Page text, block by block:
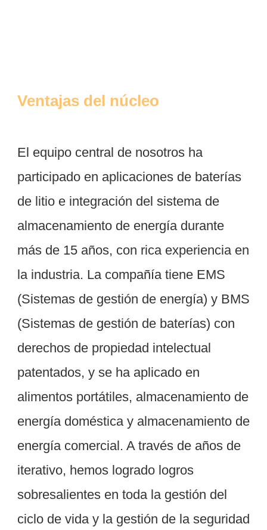
El equipo central de nosotros ha
participado en aplicaciones de baterías
de litio e integración del sistema de
almacenamiento de energía durante
más de 15 años, con rica experiencia en
la industria. La compañía tiene EMS
(Sistemas de gestión de energía) y BMS
(Sistemas de gestión de baterías) con
derechos de propiedad intelectual
patentados, y se ha aplicado en
alimentos portátiles, almacenamiento de
energía doméstica y almacenamiento de
energía comercial. A través de años de
iterativo, hemos logrado logros
sobresalientes en toda la gestión del
ciclo de vida y la gestión de la seguridad